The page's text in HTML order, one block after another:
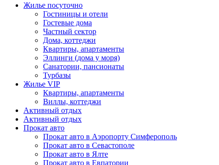
Жилье посуточно
Гостиницы и отели
Гостевые дома
Частный сектор
Дома, коттеджи
Квартиры, апартаменты
Эллинги (дома у моря)
Санатории, пансионаты
Турбазы
Жилье VIP
Квартиры, апартаменты
Виллы, коттеджи
Активный отдых
Активный отдых
Прокат авто
Прокат авто в Аэропорту Симферополь
Прокат авто в Севастополе
Прокат авто в Ялте
Прокат авто в Евпатории